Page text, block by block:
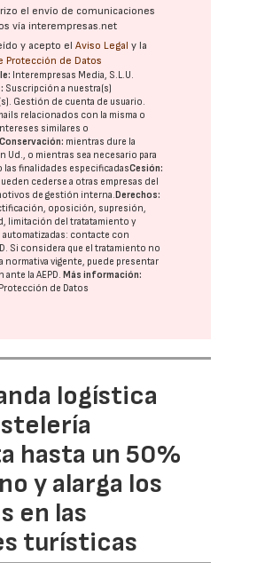
el envío de comunicaciones
vía interempresas.net
y acepto elAviso Legal y la
Protección de Datos
Interempresas Media, S.L.U.
Suscripción a nuestra(s)
Gestión de cuenta de usuario.
relacionados con la misma o
similares o
Conservación: mientras dure la
Ud., o mientras sea necesario para
las finalidades especificadasCesión:
cederse a otras empresas del
de gestión interna. Derechos:
oposición, supresión,
limitación del tratatamiento y
contacte con
. Si considera que el tratamiento no
normativa vigente, puede presentar
ante laAEPD. Más información:
de Datos
logística
hasta un 50%
y alarga los
en las
turísticas